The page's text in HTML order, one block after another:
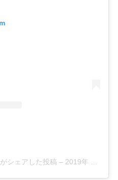
シェアした投稿 – 2019年 2月月12日午後12時05分PST